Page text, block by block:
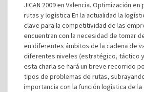
JICAN 2009 en Valencia. Optimización
rutas y logística En la actualidad la
clave para la competitividad de las
encuentran con la necesidad de tomar
en diferentes ámbitos de la cadena de
diferentes niveles (estratégico, táctico
esta charla se hará un breve recorrido
tipos de problemas de rutas,
importancia con la función logística de la